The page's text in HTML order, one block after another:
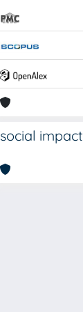
social impact